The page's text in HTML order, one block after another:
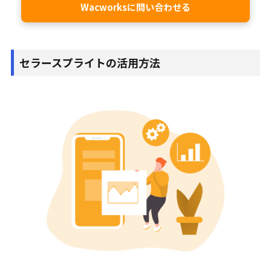
Wacworksに問い合わせる
セラースプライトの活用方法